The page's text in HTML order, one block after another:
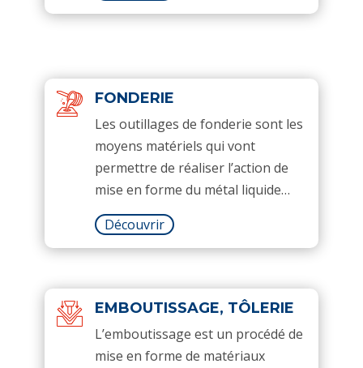
FONDERIE
Les outillages de fonderie sont les
moyens matériels qui vont
permettre de réaliser l’action de
mise en forme du métal liquide…
Découvrir
EMBOUTISSAGE, TÔLERIE
L’emboutissage est un procédé de
mise en forme de matériaux